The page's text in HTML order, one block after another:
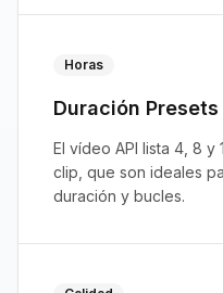
Horas
Duración Presets
El vídeo API lista 4, 8
clip, que son ideales
duración y bucles.